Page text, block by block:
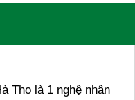
Tho là 1 nghệ nhân